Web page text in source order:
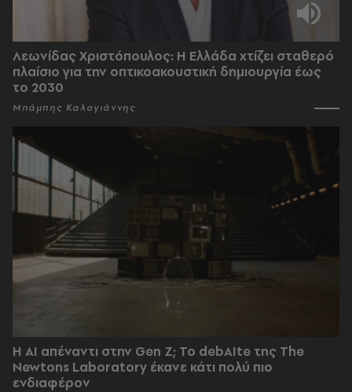
Λεωνίδας Χριστόπουλος: Η Ελλάδα χτίζει σταθερό
πλαίσιο για την οπτικοακουστική δημιουργία έως
το 2030
Μπάμπης Καλογιάννης
Η AI απέναντι στην Gen Z; Το debAIte της The
Newtons Laboratory έκανε κάτι πολύ πιο
ενδιαφέρον